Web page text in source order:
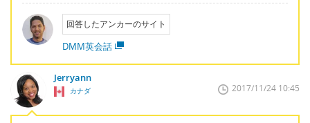
回答したアンカーのサイト
DMM英会話
Jerryann
カナダ 2017/11/24 10:45